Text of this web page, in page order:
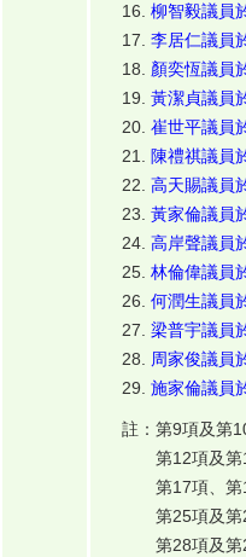
柳智毅議員
李居仁議員
顏奕恆議員
黃潔貞議員
崔世平議員
陳禮祺議員
高天賜議員
黃家倫議員
高岸聲議員
林倫偉議員
何潤生議員
梁普宇議員
周家俊議員
施家倫議員
註：第9項及第
第12項及第13
第17項、第18
第25項及第26
第28項及第29